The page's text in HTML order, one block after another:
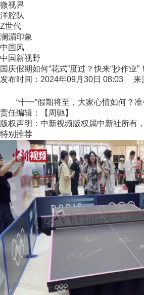
微视界
洋腔队
Z世代
澜湄印象
中国风
中国新视野
国庆假期如何“花式”度过？快来“抄作业”！
发布时间：2024年09月30日 08:03 来
“十一”假期将至，大家心情如何？准
责任编辑：【周驰】
版权声明：中新视频版权属中新社所有
特别推荐